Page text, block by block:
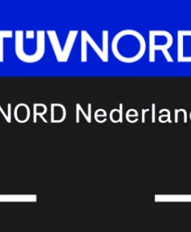
FortiCare
FortiCare